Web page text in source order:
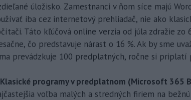
úložisko. Zamestnanci v ňom síce majú
iba cez internetový prehliadač, nie ako
Táto kľúčová online verzia od júla zdražie zo
čo predstavuje nárast o 16 %. Ak by sme
prevádzkuje 100 predplatných, ročne si priplatí
programy v predplatnom (Microsoft 365
voľba malých a stredných firiem na